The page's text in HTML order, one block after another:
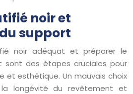
noir et
support
noir adéquat et préparer le
sont des étapes cruciales pour
et esthétique. Un mauvais choix
longévité du revêtement et